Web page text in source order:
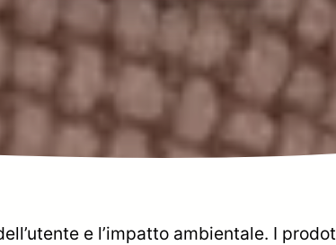
e l’impatto ambientale. I